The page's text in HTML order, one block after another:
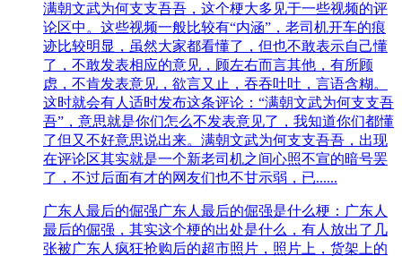
满朝文武为何支支吾吾，这个梗大多见于一些视频的评
论区中。这些视频一般比较有“内涵”，老司机开车的痕
迹比较明显，虽然大家都看懂了，但也不敢表示自己懂
了，不敢发表相应的意见，顾左右而言其他，有所顾
虑，不肯发表意见，欲言又止，吞吞吐吐，言语含糊。
这时就会有人适时发布这条评论：“满朝文武为何支支吾
吾”，意思就是你们怎么不发表意见了，我知道你们都懂
了但又不好意思说出来。满朝文武为何支支吾吾，出现
在评论区其实就是一个新老司机之间心照不宣的暗号罢
了，不过后面有才的网友们也不甘示弱，已......
广东人最后的倔强广东人最后的倔强是什么梗：广东人
最后的倔强，其实这个梗的出处是什么，有人放出了几
张被广东人疯狂抢购后的超市照片，照片上，货架上的